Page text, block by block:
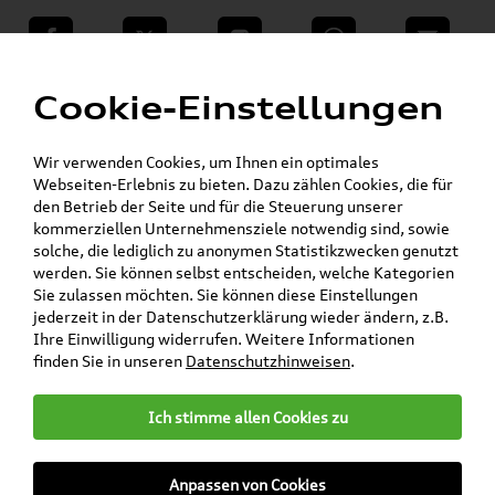
teilen Twitter Instagram WhatsApp E-Mail
Skoda Shop - Skoda Originalteile und Zubehör
» SKODA Original Teile » Wischerblätter
» Rapid »
Original Skoda Rapid (Sportback)
Wischerblätter / Scheibenwischer Satz Vorne +
Hinten 5JB998001 + 5JJ955425
Original Skoda Rapid
(Sportback) Wischerblätter /
Scheibenwischer Satz Vorne
+ Hinten 5JB998001 +
5JJ955425
Cookie-Einstellungen
Wir verwenden Cookies, um Ihnen ein optimales
Webseiten-Erlebnis zu bieten. Dazu zählen Cookies, die für
den Betrieb der Seite und für die Steuerung unserer
kommerziellen Unternehmensziele notwendig sind, sowie
solche, die lediglich zu anonymen Statistikzwecken genutzt
werden. Sie können selbst entscheiden, welche Kategorien
Sie zulassen möchten. Sie können diese Einstellungen
jederzeit in der Datenschutzerklärung wieder ändern, z.B.
Ihre Einwilligung widerrufen. Weitere Informationen
finden Sie in unseren Datenschutzhinweisen.
Ich stimme allen Cookies zu
Anpassen von Cookies